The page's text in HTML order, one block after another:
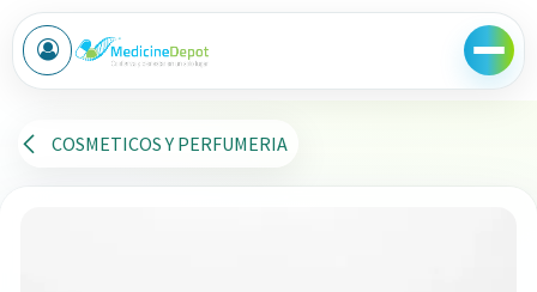
Ir al contenido
COSMETICOS Y PERFUMERIA